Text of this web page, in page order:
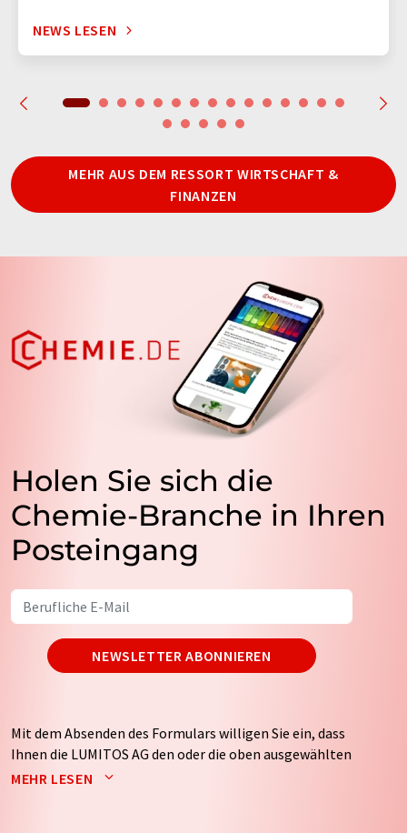
NEWS LESEN
MEHR AUS DEM RESSORT WIRTSCHAFT &
FINANZEN
Holen Sie sich die
Chemie-Branche in Ihren
Posteingang
NEWSLETTER ABONNIEREN
Mit dem Absenden des Formulars willigen Sie ein, dass
Ihnen die LUMITOS AG den oder die oben ausgewählten
Newsletter per E-Mail zusendet. Ihre Daten werden
MEHR LESEN